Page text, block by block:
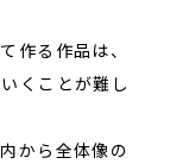
作る作品は、
くことが難し
から全体像の